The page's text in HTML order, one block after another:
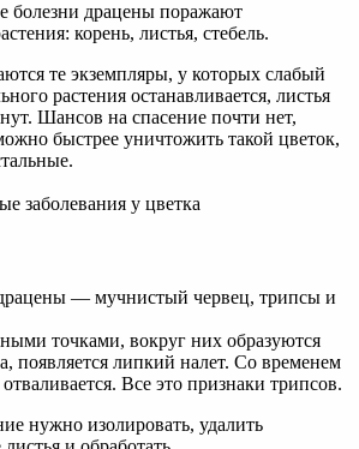
болезни драцены поражают
корень, листья, стебель.
те экземпляры, у которых слабый
растения останавливается, листья
Шансов на спасение почти нет,
быстрее уничтожить такой цветок,
— мучнистый червец, трипсы и
точками, вокруг них образуются
появляется липкий налет. Со временем
Все это признаки трипсов.
нужно изолировать, удалить